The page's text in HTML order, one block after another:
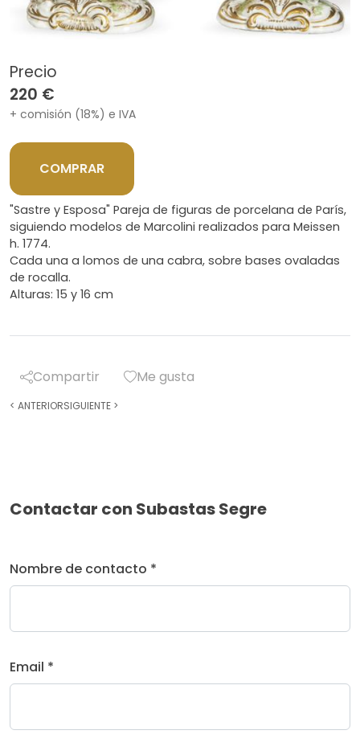
Precio
220 €
+ comisión (18%) e IVA
COMPRAR
"Sastre y Esposa" Pareja de figuras de porcelana de París,
siguiendo modelos de Marcolini realizados para Meissen
h. 1774.
Cada una a lomos de una cabra, sobre bases ovaladas
de rocalla.
Alturas: 15 y 16 cm
Compartir Me gusta
< ANTERIORSIGUIENTE >
Contactar con Subastas Segre
Nombre de contacto *
Email *